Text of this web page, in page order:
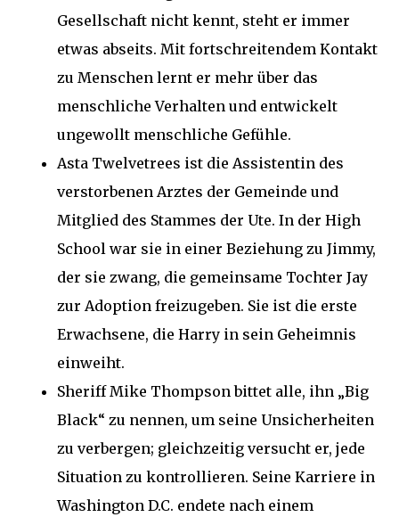
Gesellschaft nicht kennt, steht er immer
etwas abseits. Mit fortschreitendem Kontakt
zu Menschen lernt er mehr über das
menschliche Verhalten und entwickelt
ungewollt menschliche Gefühle.
Asta Twelvetrees ist die Assistentin des
verstorbenen Arztes der Gemeinde und
Mitglied des Stammes der Ute. In der High
School war sie in einer Beziehung zu Jimmy,
der sie zwang, die gemeinsame Tochter Jay
zur Adoption freizugeben. Sie ist die erste
Erwachsene, die Harry in sein Geheimnis
einweiht.
Sheriff Mike Thompson bittet alle, ihn „Big
Black“ zu nennen, um seine Unsicherheiten
zu verbergen; gleichzeitig versucht er, jede
Situation zu kontrollieren. Seine Karriere in
Washington D.C. endete nach einem